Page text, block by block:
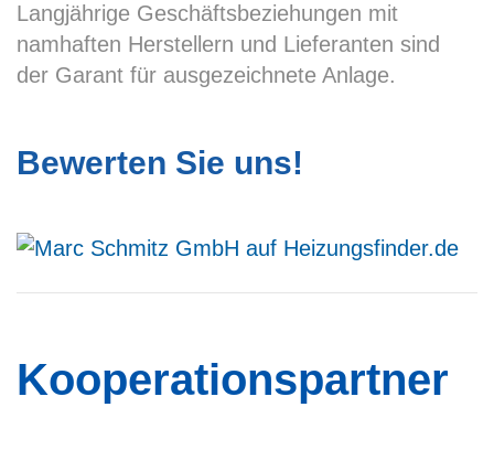
Langjährige Geschäftsbeziehungen mit
namhaften Herstellern und Lieferanten sind
der Garant für ausgezeichnete Anlage.
Bewerten Sie uns!
Kooperationspartner